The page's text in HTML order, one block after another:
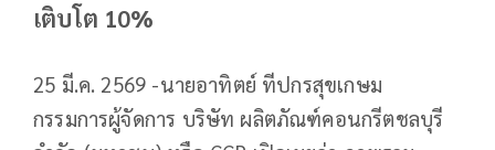
เติบโต 10%
25 มี.ค. 2569 -นายอาทิตย์ ทีปกรสุขเกษม
กรรมการผู้จัดการ บริษัท ผลิตภัณฑ์คอนกรีตชลบุรี